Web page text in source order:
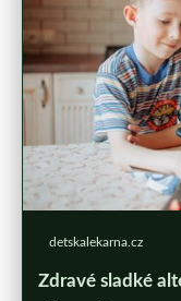
detskalekarna.cz
Zdravé sladké